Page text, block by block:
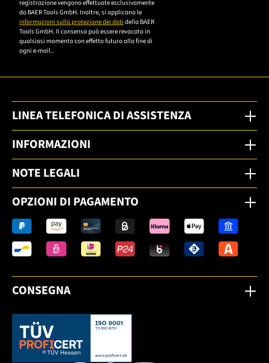
registrazione vengono effettuate esclusivamente
da BAER Tools GmbH. Inoltre, si applicano le
informazioni sulla protezione dei dati della BAER
Tools GmbH. Il consenso può essere revocato in
qualsiasi momento con effetto futuro alla fine di
ogni e-mail..
LINEA TELEFONICA DI ASSISTENZA
INFORMAZIONI
NOTE LEGALI
OPZIONI DI PAGAMENTO
CONSEGNA
Dieser Link öffnet sich in einem neuen Tab.